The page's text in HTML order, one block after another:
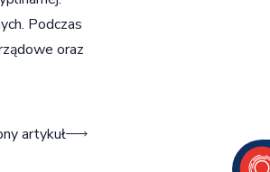
Podczas
oraz
artykuł